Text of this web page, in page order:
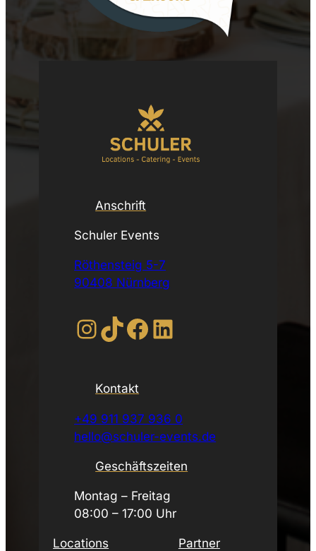
Anschrift
Schuler Events
Röthensteig 5-7
90408 Nürnberg
Instagram
TikTok
Facebook
LinkedIn
Kontakt
+49 911 937 936 0
hello@schuler-events.de
Geschäftszeiten
Montag – Freitag
08:00 – 17:00 Uhr
Locations Partner